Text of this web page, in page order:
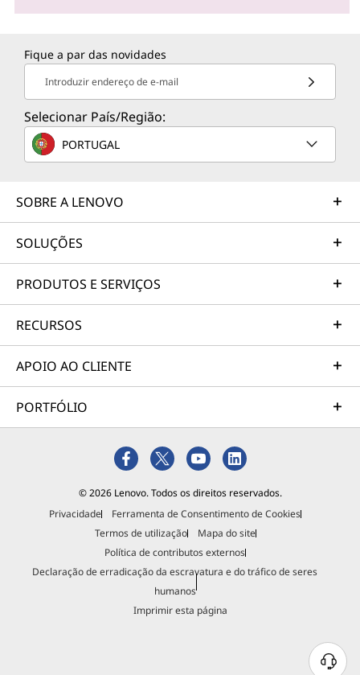
Fique a par das novidades
Introduzir endereço de e-mail
Selecionar País/Região:
PORTUGAL
SOBRE A LENOVO
SOLUÇÕES
PRODUTOS E SERVIÇOS
RECURSOS
APOIO AO CLIENTE
PORTFÓLIO
© 2026 Lenovo. Todos os direitos reservados.
Privacidade
Ferramenta de Consentimento de Cookies
Termos de utilização
Mapa do site
Política de contributos externos
Declaração de erradicação da escravatura e do tráfico de seres
humanos
Imprimir esta página